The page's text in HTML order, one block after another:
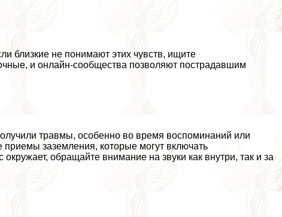
близкие не понимают этих чувств, ищите
и онлайн-сообщества позволяют пострадавшим
травмы, особенно во время воспоминаний или
заземления, которые могут включать
обращайте внимание на звуки как внутри, так и за